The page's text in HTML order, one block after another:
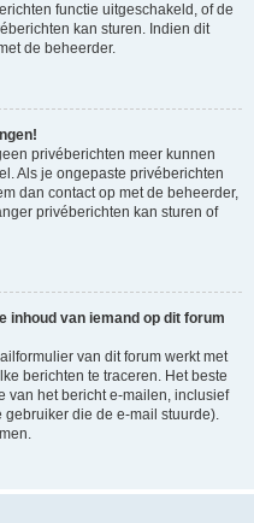
functie uitgeschakeld, of de
kan sturen. Indien dit
de beheerder.
privéberichten meer kunnen
Als je ongepaste privéberichten
dan contact op met de beheerder,
privéberichten kan sturen of
inhoud van iemand op dit forum
van dit forum werkt met
berichten te traceren. Het beste
van het bericht e-mailen, inclusief
die de e-mail stuurde).